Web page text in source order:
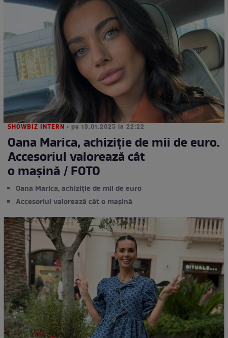
SHOWBIZ INTERN • pe 13.01.2025 la 22:22
Oana Marica, achiziție de mii de euro.
Accesoriul valorează cât
o mașină / FOTO
Oana Marica, achiziție de mii de euro
Accesoriul valorează cât o mașină